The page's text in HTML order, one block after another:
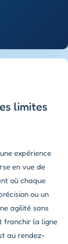
limites
expérience
en vue de
où chaque
ou un
agilité sans
franchir la ligne
au rendez-